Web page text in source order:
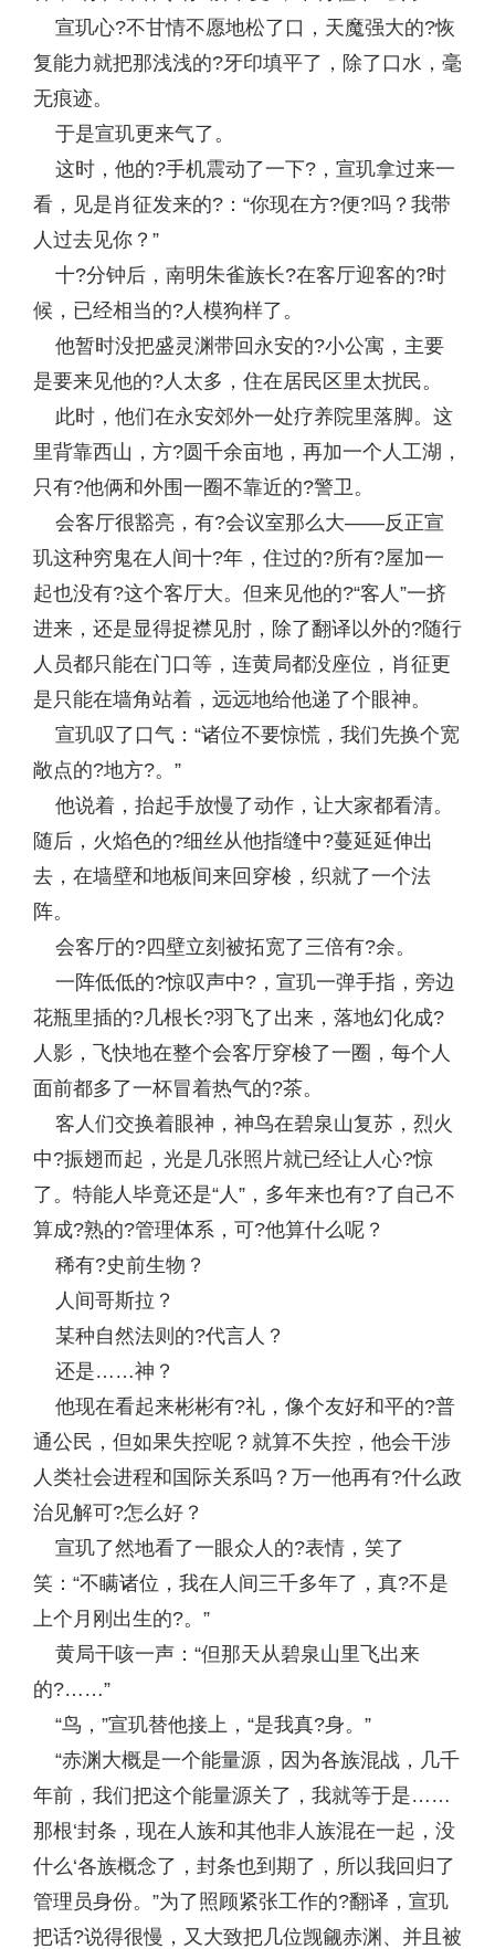
宣玑心?不甘情不愿地松了口，天魔强大的?恢
复能力就把那浅浅的?牙印填平了，除了口水，毫
无痕迹。
于是宣玑更来气了。
这时，他的?手机震动了一下?，宣玑拿过来一
看，见是肖征发来的?：“你现在方?便?吗？我带
人过去见你？”
十?分钟后，南明朱雀族长?在客厅迎客的?时
候，已经相当的?人模狗样了。
他暂时没把盛灵渊带回永安的?小公寓，主要
是要来见他的?人太多，住在居民区里太扰民。
此时，他们在永安郊外一处疗养院里落脚。这
里背靠西山，方?圆千余亩地，再加一个人工湖，
只有?他俩和外围一圈不靠近的?警卫。
会客厅很豁亮，有?会议室那么大——反正宣
玑这种穷鬼在人间十?年，住过的?所有?屋加一
起也没有?这个客厅大。但来见他的?“客人”一挤
进来，还是显得捉襟见肘，除了翻译以外的?随行
人员都只能在门口等，连黄局都没座位，肖征更
是只能在墙角站着，远远地给他递了个眼神。
宣玑叹了口气：“诸位不要惊慌，我们先换个宽
敞点的?地方?。”
他说着，抬起手放慢了动作，让大家都看清。
随后，火焰色的?细丝从他指缝中?蔓延延伸出
去，在墙壁和地板间来回穿梭，织就了一个法
阵。
会客厅的?四壁立刻被拓宽了三倍有?余。
一阵低低的?惊叹声中?，宣玑一弹手指，旁边
花瓶里插的?几根长?羽飞了出来，落地幻化成?
人影，飞快地在整个会客厅穿梭了一圈，每个人
面前都多了一杯冒着热气的?茶。
客人们交换着眼神，神鸟在碧泉山复苏，烈火
中?振翅而起，光是几张照片就已经让人心?惊
了。特能人毕竟还是“人”，多年来也有?了自己不
算成?熟的?管理体系，可?他算什么呢？
稀有?史前生物？
人间哥斯拉？
某种自然法则的?代言人？
还是……神？
他现在看起来彬彬有?礼，像个友好和平的?普
通公民，但如果失控呢？就算不失控，他会干涉
人类社会进程和国际关系吗？万一他再有?什么政
治见解可?怎么好？
宣玑了然地看了一眼众人的?表情，笑了
笑：“不瞒诸位，我在人间三千多年了，真?不是
上个月刚出生的?。”
黄局干咳一声：“但那天从碧泉山里飞出来
的?……”
“鸟，”宣玑替他接上，“是我真?身。”
“赤渊大概是一个能量源，因为各族混战，几千
年前，我们把这个能量源关了，我就等于是……
那根‘封条，现在人族和其他非人族混在一起，没
什么‘各族概念了，封条也到期了，所以我回归了
管理员身份。”为了照顾紧张工作的?翻译，宣玑
把话?说得很慢，又大致把几位觊觎赤渊、并且被